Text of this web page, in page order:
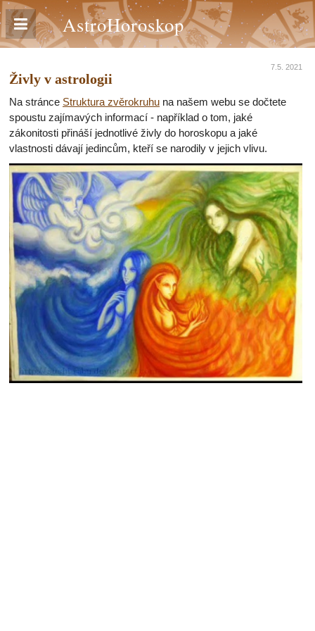
AstroHoroskop
7.5. 2021
Živly v astrologii
Na stránce Struktura zvěrokruhu na našem webu se dočtete
spoustu zajímavých informací - například o tom, jaké
zákonitosti přináší jednotlivé živly do horoskopu a jaké
vlastnosti dávají jedincům, kteří se narodily v jejich vlivu.